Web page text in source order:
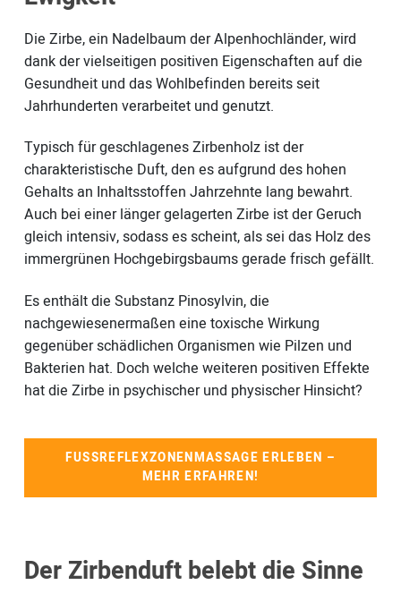
Die Zirbe, ein Nadelbaum der Alpenhochländer, wird
dank der vielseitigen positiven Eigenschaften auf die
Gesundheit und das Wohlbefinden bereits seit
Jahrhunderten verarbeitet und genutzt.
Typisch für geschlagenes Zirbenholz ist der
charakteristische Duft, den es aufgrund des hohen
Gehalts an Inhaltsstoffen Jahrzehnte lang bewahrt.
Auch bei einer länger gelagerten Zirbe ist der Geruch
gleich intensiv, sodass es scheint, als sei das Holz des
immergrünen Hochgebirgsbaums gerade frisch gefällt.
Es enthält die Substanz Pinosylvin, die
nachgewiesenermaßen eine toxische Wirkung
gegenüber schädlichen Organismen wie Pilzen und
Bakterien hat. Doch welche weiteren positiven Effekte
hat die Zirbe in psychischer und physischer Hinsicht?
FUSSREFLEXZONENMASSAGE ERLEBEN – M
EHR ERFAHREN!
Der Zirbenduft belebt die Sinne